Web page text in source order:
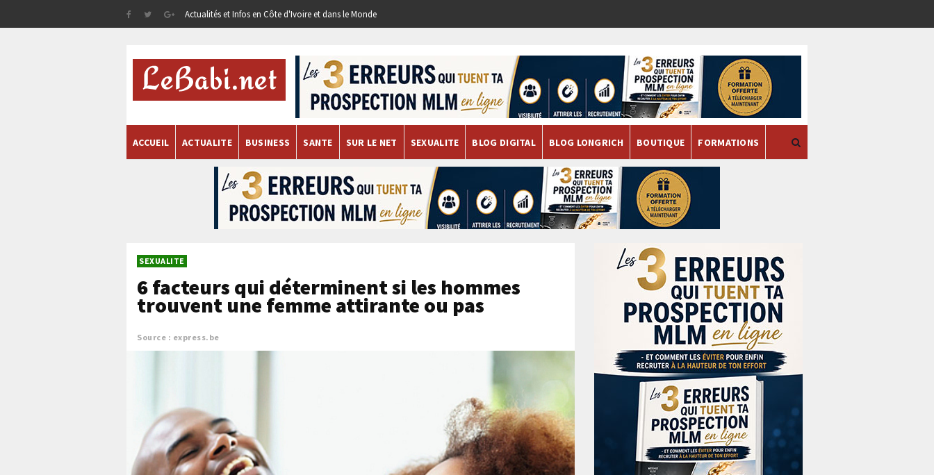
Actualités et Infos en Côte d'Ivoire et dans le Monde
ACCUEIL ACTUALITE BUSINESS SANTE SUR LE NET SEXUALITE BLOG DIGITAL BLOG LONGRICH BOUTIQUE FORMATIONS
SEXUALITE
6 facteurs qui déterminent si les hommes
trouvent une femme attirante ou pas
Source : express.be